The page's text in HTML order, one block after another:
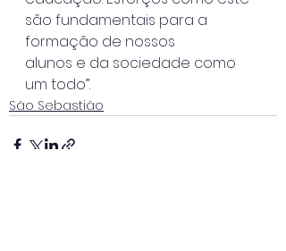
são fundamentais para a
formação de nossos
alunos e da sociedade como
um todo”.
São Sebastião